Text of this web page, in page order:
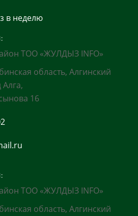
в неделю
ТОО «ЖУЛДЫЗ INFO»
область, Алгинский
16
ТОО «ЖУЛДЫЗ INFO»
область, Алгинский